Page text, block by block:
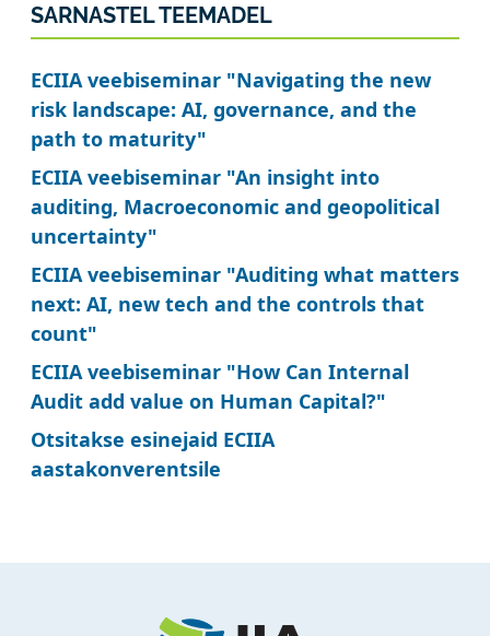
SARNASTEL TEEMADEL
ECIIA veebiseminar "Navigating the new
risk landscape: AI, governance, and the
path to maturity"
ECIIA veebiseminar "An insight into
auditing, Macroeconomic and geopolitical
uncertainty"
ECIIA veebiseminar "Auditing what matters
next: AI, new tech and the controls that
count"
ECIIA veebiseminar "How Can Internal
Audit add value on Human Capital?"
Otsitakse esinejaid ECIIA
aastakonverentsile